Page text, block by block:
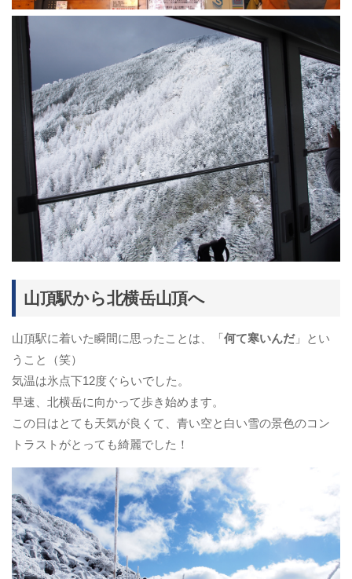
山頂駅から北横岳山頂へ
山頂駅に着いた瞬間に思ったことは、「何て寒いんだ」とい
うこと（笑）
気温は氷点下12度ぐらいでした。
早速、北横岳に向かって歩き始めます。
この日はとても天気が良くて、青い空と白い雪の景色のコン
トラストがとっても綺麗でした！